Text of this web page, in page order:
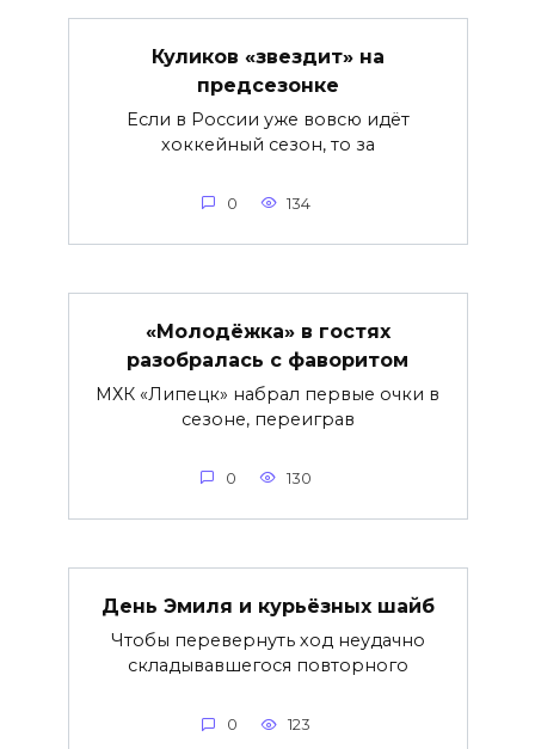
Куликов «звездит» на
предсезонке
Если в России уже вовсю идёт
хоккейный сезон, то за
0 134
«Молодёжка» в гостях
разобралась с фаворитом
МХК «Липецк» набрал первые очки в
сезоне, переиграв
0 130
День Эмиля и курьёзных шайб
Чтобы перевернуть ход неудачно
складывавшегося повторного
0 123